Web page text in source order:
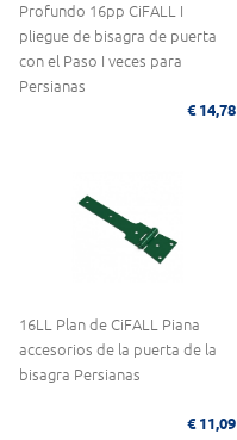
Profundo 16pp CiFALL I
pliegue de bisagra de puerta
con el Paso I veces para
Persianas
€ 14,78
16LL Plan de CiFALL Piana
accesorios de la puerta de la
bisagra Persianas
€ 11,09